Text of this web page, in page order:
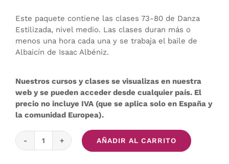
Este paquete contiene las clases 73-80 de Danza
Estilizada, nivel medio. Las clases duran más o
menos una hora cada una y se trabaja el baile de
Albaicín de Isaac Albéniz.
Nuestros cursos y clases se visualizas en nuestra
web y se pueden acceder desde cualquier país. El
precio no incluye IVA (que se aplica solo en España y
la comunidad Europea).
Clases
AÑADIR AL CARRITO